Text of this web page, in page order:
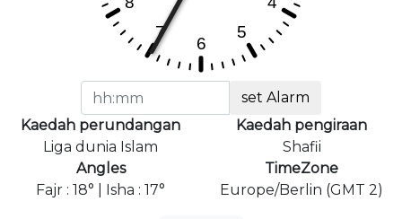
set Alarm
Kaedah perundangan
Liga dunia Islam
Kaedah pengiraan
Shafii
Angles
Fajr : 18° | Isha : 17°
TimeZone
Europe/Berlin (GMT 2)